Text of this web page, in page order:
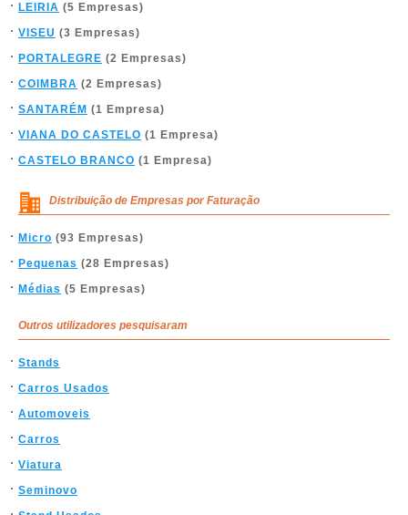
LEIRIA (5 Empresas)
VISEU (3 Empresas)
PORTALEGRE (2 Empresas)
COIMBRA (2 Empresas)
SANTARÉM (1 Empresa)
VIANA DO CASTELO (1 Empresa)
CASTELO BRANCO (1 Empresa)
Distribuição de Empresas por Faturação
Micro (93 Empresas)
Pequenas (28 Empresas)
Médias (5 Empresas)
Outros utilizadores pesquisaram
Stands
Carros Usados
Automoveis
Carros
Viatura
Seminovo